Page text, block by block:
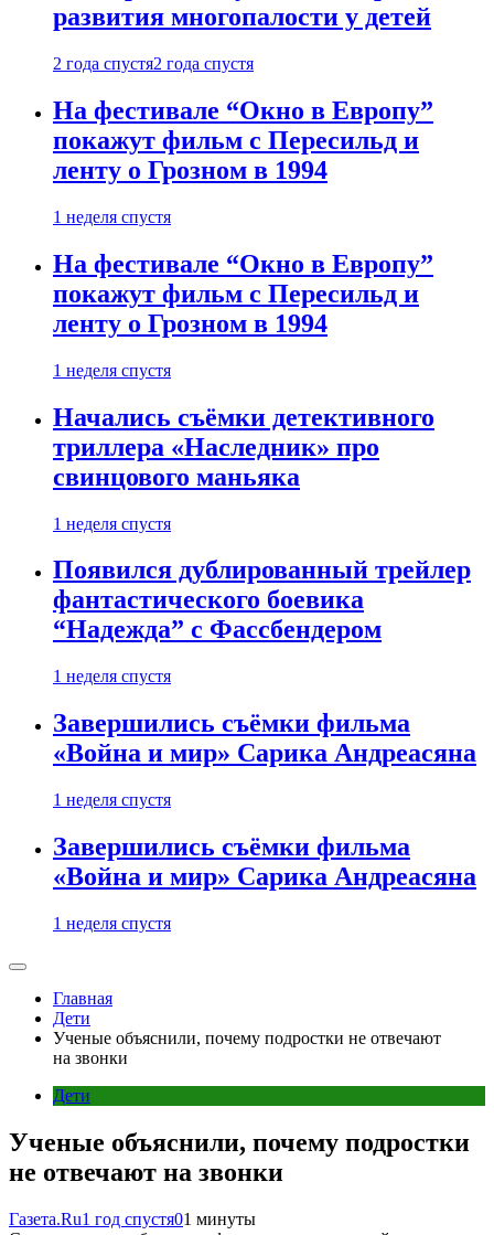
развития многопалости у детей
2 года спустя2 года спустя
На фестивале “Окно в Европу”
покажут фильм с Пересильд и
ленту о Грозном в 1994
1 неделя спустя
На фестивале “Окно в Европу”
покажут фильм с Пересильд и
ленту о Грозном в 1994
1 неделя спустя
Начались съёмки детективного
триллера «Наследник» про
свинцового маньяка
1 неделя спустя
Появился дублированный трейлер
фантастического боевика
“Надежда” с Фассбендером
1 неделя спустя
Завершились съёмки фильма
«Война и мир» Сарика Андреасяна
1 неделя спустя
Завершились съёмки фильма
«Война и мир» Сарика Андреасяна
1 неделя спустя
Главная
Дети
Ученые объяснили, почему подростки не отвечают
на звонки
Дети
Ученые объяснили, почему подростки
не отвечают на звонки
Газета.Ru1 год спустя01 минуты